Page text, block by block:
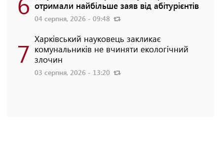
отримали найбільше заяв від абітурієнтів
04 серпня, 2026 - 09:48
7 Харківський науковець закликає
комунальників не вчиняти екологічний
злочин
03 серпня, 2026 - 13:20